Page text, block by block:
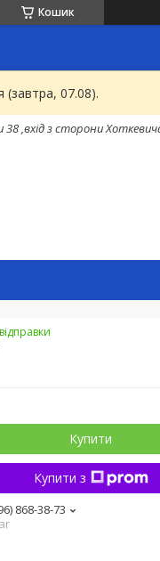
Кошик
07.08).
38 ,вхід з сторони
Купити
Купити з
868-38-73